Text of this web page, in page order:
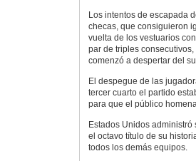
Los intentos de escapada
checas, que consiguieron
vuelta de los vestuarios
par de triples
comenzó a despertar del
El despegue de las
tercer cuarto el partido
para que el público
Estados Unidos
el octavo título de su
todos los demás equipos.